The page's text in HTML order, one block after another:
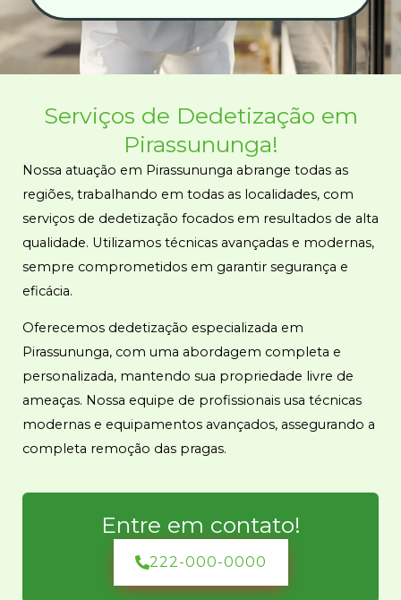
Serviços de Dedetização em
Pirassununga!
Nossa atuação em Pirassununga abrange todas as
regiões, trabalhando em todas as localidades, com
serviços de dedetização focados em resultados de alta
qualidade. Utilizamos técnicas avançadas e modernas,
sempre comprometidos em garantir segurança e
eficácia.
Oferecemos dedetização especializada em
Pirassununga, com uma abordagem completa e
personalizada, mantendo sua propriedade livre de
ameaças. Nossa equipe de profissionais usa técnicas
modernas e equipamentos avançados, assegurando a
completa remoção das pragas.
Entre em contato!
222-000-0000